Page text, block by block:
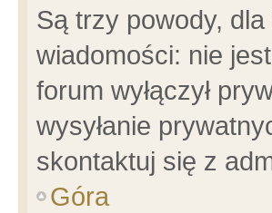
Są trzy powody,
wiadomości: nie
forum wyłączył
wysyłanie
skontaktuj się z
Góra